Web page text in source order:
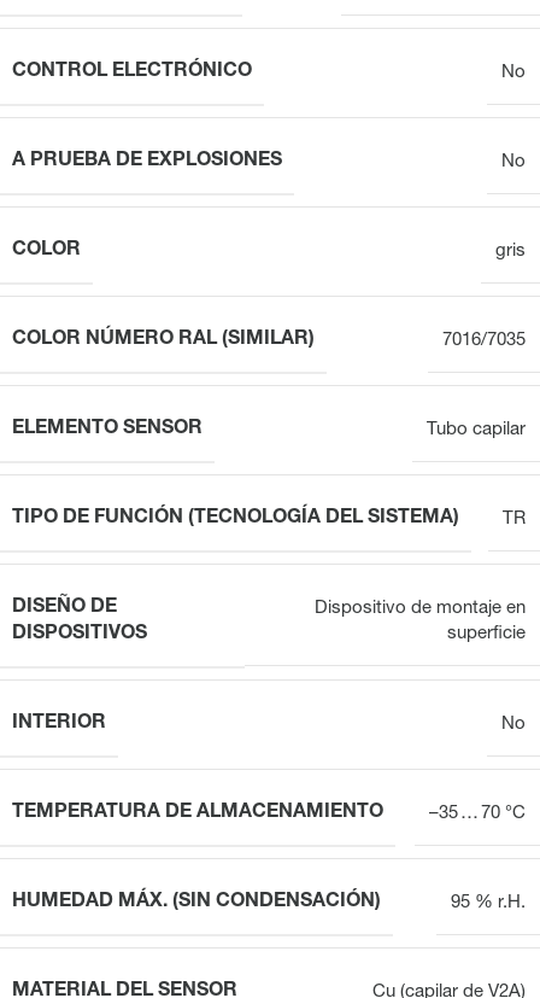
CONTROL ELECTRÓNICO No
A PRUEBA DE EXPLOSIONES No
COLOR gris
COLOR NÚMERO RAL (SIMILAR) 7016/7035
ELEMENTO SENSOR Tubo capilar
TIPO DE FUNCIÓN (TECNOLOGÍA DEL SISTEMA) TR
DISEÑO DE
DISPOSITIVOS
Dispositivo de montaje en
superficie
INTERIOR No
TEMPERATURA DE ALMACENAMIENTO –35 … 70 °C
HUMEDAD MÁX. (SIN CONDENSACIÓN) 95 % r.H.
MATERIAL DEL SENSOR Cu (capilar de V2A)